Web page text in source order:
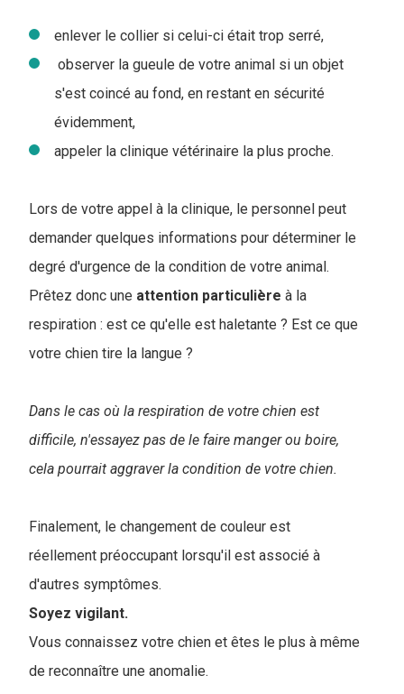
enlever le collier si celui-ci était trop serré,
observer la gueule de votre animal si un objet
s'est coincé au fond, en restant en sécurité
évidemment,
appeler la clinique vétérinaire la plus proche.
Lors de votre appel à la clinique, le personnel peut
demander quelques informations pour déterminer le
degré d'urgence de la condition de votre animal.
Prêtez donc une attention particulière à la
respiration : est ce qu'elle est haletante ? Est ce que
votre chien tire la langue ?
Dans le cas où la respiration de votre chien est
difficile, n'essayez pas de le faire manger ou boire,
cela pourrait aggraver la condition de votre chien.
Finalement, le changement de couleur est
réellement préoccupant lorsqu'il est associé à
d'autres symptômes.
Soyez vigilant.
Vous connaissez votre chien et êtes le plus à même
de reconnaître une anomalie.